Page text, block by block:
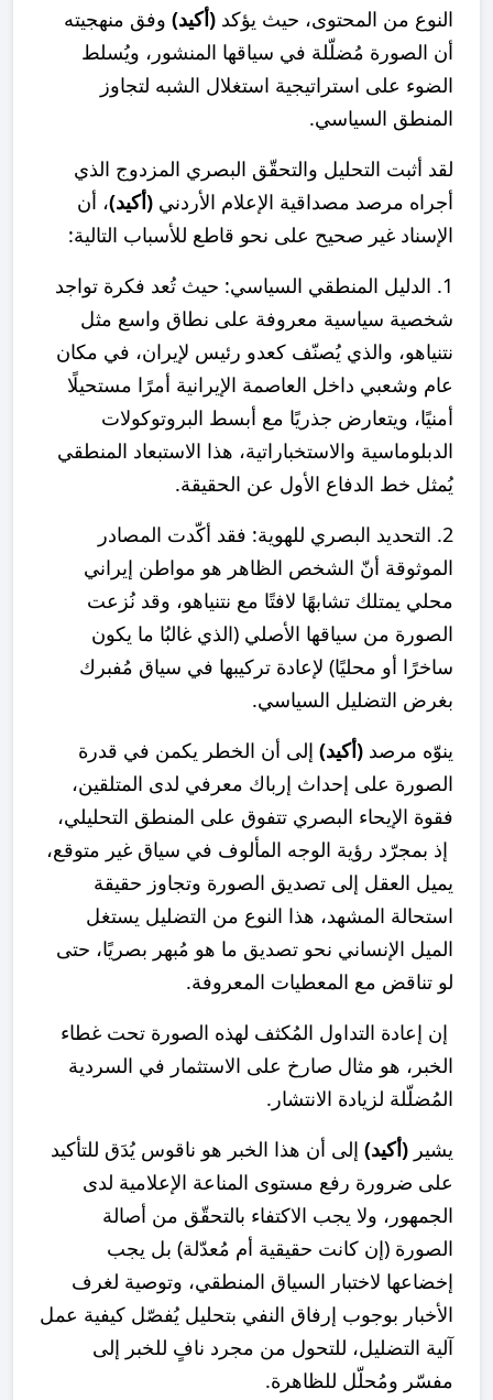
النوع من المحتوى، حيث يؤكد (أكيد) وفق منهجيته
أن الصورة مُضلّلة في سياقها المنشور، ويُسلط
الضوء على استراتيجية استغلال الشبه لتجاوز
المنطق السياسي.
لقد أثبت التحليل والتحقّق البصري المزدوج الذي
أجراه مرصد مصداقية الإعلام الأردني (أكيد)، أن
الإسناد غير صحيح على نحو قاطع للأسباب التالية:
1. الدليل المنطقي السياسي: حيث تُعد فكرة تواجد
شخصية سياسية معروفة على نطاق واسع مثل
نتنياهو، والذي يُصنّف كعدو رئيس لإيران، في مكان
عام وشعبي داخل العاصمة الإيرانية أمرًا مستحيلًا
أمنيًا، ويتعارض جذريًا مع أبسط البروتوكولات
الدبلوماسية والاستخباراتية، هذا الاستبعاد المنطقي
يُمثل خط الدفاع الأول عن الحقيقة.
2. التحديد البصري للهوية: فقد أكّدت المصادر
الموثوقة أنّ الشخص الظاهر هو مواطن إيراني
محلي يمتلك تشابهًا لافتًا مع نتنياهو، وقد نُزعت
الصورة من سياقها الأصلي (الذي غالبُا ما يكون
ساخرًا أو محليًا) لإعادة تركيبها في سياق مُفبرك
بغرض التضليل السياسي.
ينوّه مرصد (أكيد) إلى أن الخطر يكمن في قدرة
الصورة على إحداث إرباك معرفي لدى المتلقين،
فقوة الإيحاء البصري تتفوق على المنطق التحليلي،
إذ بمجرّد رؤية الوجه المألوف في سياق غير متوقع،
يميل العقل إلى تصديق الصورة وتجاوز حقيقة
استحالة المشهد، هذا النوع من التضليل يستغل
الميل الإنساني نحو تصديق ما هو مُبهر بصريًا، حتى
لو تناقض مع المعطيات المعروفة.
إن إعادة التداول المُكثف لهذه الصورة تحت غطاء
الخبر، هو مثال صارخ على الاستثمار في السردية
المُضلّلة لزيادة الانتشار.
يشير (أكيد) إلى أن هذا الخبر هو ناقوس يُدَق للتأكيد
على ضرورة رفع مستوى المناعة الإعلامية لدى
الجمهور، ولا يجب الاكتفاء بالتحقّق من أصالة
الصورة (إن كانت حقيقية أم مُعدّلة) بل يجب
إخضاعها لاختبار السياق المنطقي، وتوصية لغرف
الأخبار بوجوب إرفاق النفي بتحليل يُفصّل كيفية عمل
آلية التضليل، للتحول من مجرد نافٍ للخبر إلى
مفسّر ومُحلّل للظاهرة.